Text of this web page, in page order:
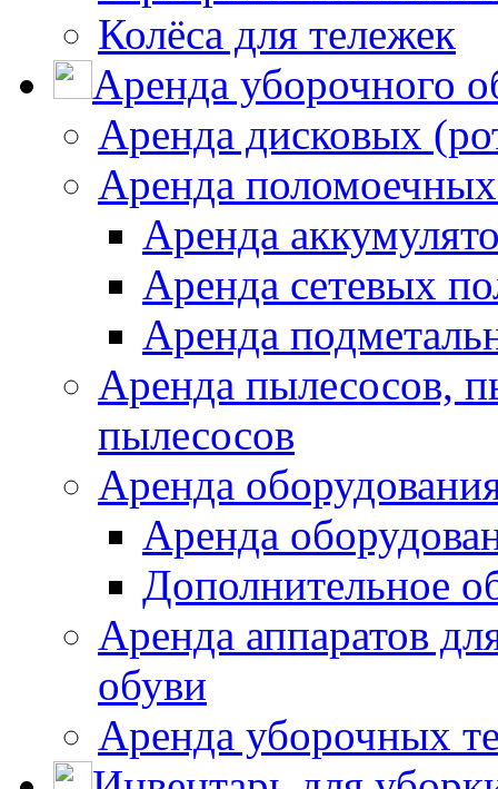
Колёса для тележек
Аренда уборочного
Аренда дисковых
Аренда
Аренда
Аренда сетевых
Аренда
Аренда пылесосов,
пылесосов
Аренда
Аренда
Дополнительное
Аренда аппаратов
обуви
Аренда уборочных